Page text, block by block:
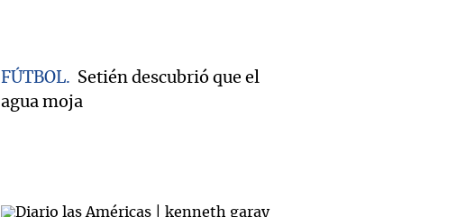
FÚTBOL
Setién descubrió que el
agua moja